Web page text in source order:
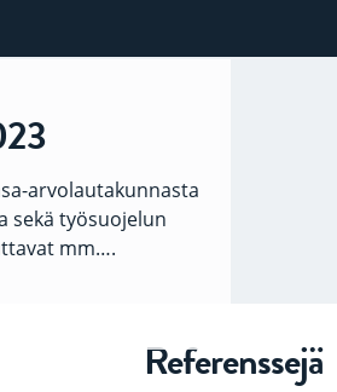
arvolautakunnasta
sekä työsuojelun
mm….
Referenssejä